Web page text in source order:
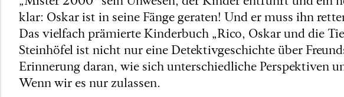
klar: Oskar ist in seine Fänge geraten! Und er muss ihn
Das vielfach prämierte Kinderbuch „Rico, Oskar und die
Steinhöfel ist nicht nur eine Detektivgeschichte über
Erinnerung daran, wie sich unterschiedliche Perspektiven
Wenn wir es nur zulassen.